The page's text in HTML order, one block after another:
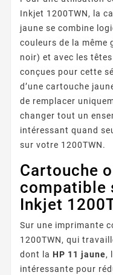
Inkjet 1200TWN, la
jaune se combine
couleurs de la même
noir) et avec les
conçues pour cette
d’une cartouche
de remplacer
changer tout un
intéressant quand
sur votre 1200TWN.
Cartouche
compatible
Inkjet
Sur une imprimante
1200TWN, qui
dont la HP 11 jaune,
intéressante pour